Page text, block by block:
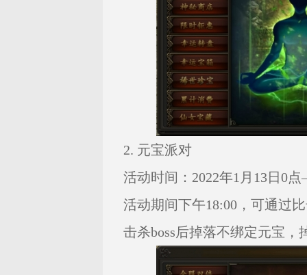
2. 元宝派对
活动时间：2022年1月13日0
活动期间下午18:00，可通过
击杀boss后掉落不绑定元宝，